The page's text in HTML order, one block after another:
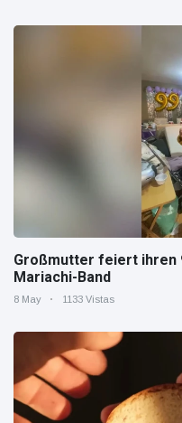
Großmutter feiert ihren
Mariachi-Band
8 May 1133 Vistas